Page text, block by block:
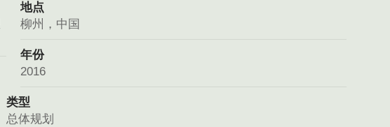
地点
柳州，中国
年份
2016
类型
总体规划